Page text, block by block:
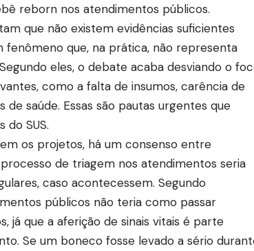
reborn nos atendimentos públicos.
que não existem evidências suficientes
fenômeno que, na prática, não representa
eles, o debate acaba desviando o
como a falta de insumos, carência de
saúde. Essas são pautas urgentes que
do SUS.
os projetos, há um consenso entre
de triagem nos atendimentos seria
caso acontecessem. Segundo
públicos não teria como passar
já que a aferição de sinais vitais é parte
Se um boneco fosse levado a sério